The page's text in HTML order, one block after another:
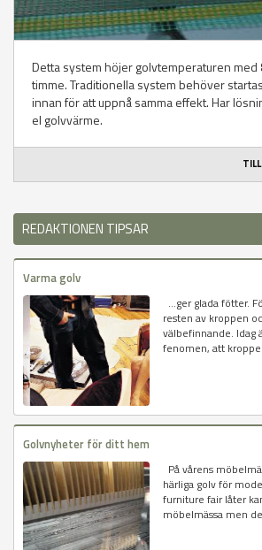
Detta system höjer golvtemperaturen
timme. Traditionella system behöver
innan för att uppnå samma effekt. Har
el golvvärme.
REDAKTIONEN TIPSAR
Varma golv
…ger glada fötter.
resten av kroppen
välbefinnande. Idag
fenomen, att
Golvnyheter för ditt hem
På vårens
härliga golv för
furniture fair låter
möbelmässa men